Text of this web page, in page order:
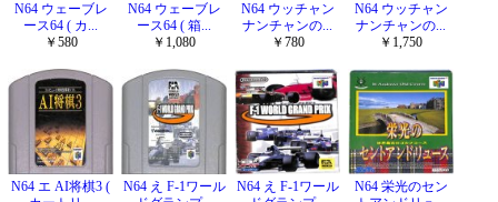
N64 ウェーブレ
ース64 ( カ...
￥580
N64 ウェーブレ
ース64 ( 箱...
￥1,080
N64 ウッチャン
ナンチャンの...
￥780
N64 ウッチャン
ナンチャンの...
￥1,750
N64 エ AI将棋3 (
N64 え F-1ワール
N64 え F-1ワール
N64 栄光のセン